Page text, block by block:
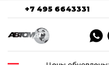
+7 495 6643331